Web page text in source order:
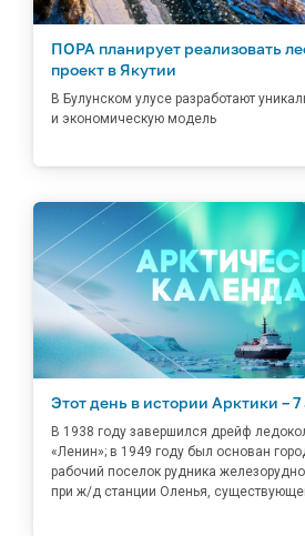
ПОРА планирует реализовать
проект в Якутии
В Булунском улусе разработают
и экономическую модель
Этот день в истории Арктики – 7
В 1938 году завершился дрейф
«Ленин»; в 1949 году был основан
рабочий поселок рудника
при ж/д станции Оленья,